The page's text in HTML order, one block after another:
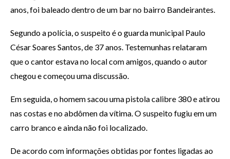
anos, foi baleado dentro de um bar no bairro Bandeirantes.
Segundo a polícia, o suspeito é o guarda municipal Paulo
César Soares Santos, de 37 anos. Testemunhas relataram
que o cantor estava no local com amigos, quando o autor
chegou e começou uma discussão.
Em seguida, o homem sacou uma pistola calibre 380 e atirou
nas costas e no abdômen da vítima. O suspeito fugiu em um
carro branco e ainda não foi localizado.
De acordo com informações obtidas por fontes ligadas ao